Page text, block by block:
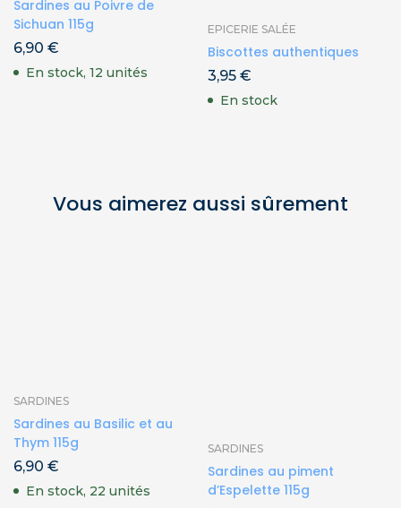
Sardines au Poivre de
Sichuan 115g
6,90 €
En stock, 12 unités
EPICERIE SALÉE
Biscottes authentiques
3,95 €
En stock
Vous aimerez aussi sûrement
SARDINES
Sardines au Basilic et au
Thym 115g
6,90 €
En stock, 22 unités
SARDINES
Sardines au piment
d’Espelette 115g